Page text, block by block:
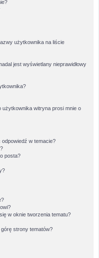
użytkownika na liście
jest wyświetlany nieprawidłowy
użytkownika witryna prosi mnie o
w temacie?
posta?
w oknie tworzenia tematu?
strony tematów?